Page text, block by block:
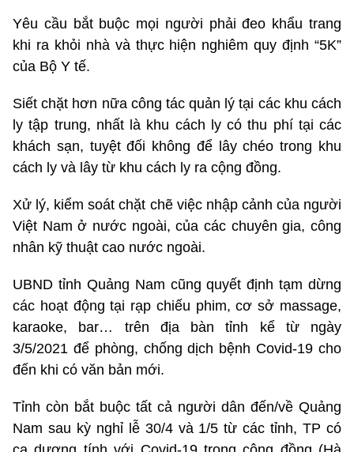
Yêu cầu bắt buộc mọi người phải đeo khẩu trang
khi ra khỏi nhà và thực hiện nghiêm quy định “5K”
của Bộ Y tế.
Siết chặt hơn nữa công tác quản lý tại các khu cách
ly tập trung, nhất là khu cách ly có thu phí tại các
khách sạn, tuyệt đối không để lây chéo trong khu
cách ly và lây từ khu cách ly ra cộng đồng.
Xử lý, kiểm soát chặt chẽ việc nhập cảnh của người
Việt Nam ở nước ngoài, của các chuyên gia, công
nhân kỹ thuật cao nước ngoài.
UBND tỉnh Quảng Nam cũng quyết định tạm dừng
các hoạt động tại rạp chiếu phim, cơ sở massage,
karaoke, bar… trên địa bàn tỉnh kể từ ngày
3/5/2021 để phòng, chống dịch bệnh Covid-19 cho
đến khi có văn bản mới.
Tỉnh còn bắt buộc tất cả người dân đến/về Quảng
Nam sau kỳ nghỉ lễ 30/4 và 1/5 từ các tỉnh, TP có